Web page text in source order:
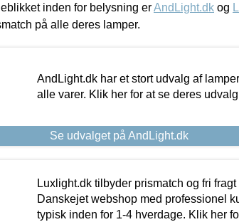
inden for belysning erAndLight.dk og
på alle deres lamper.
AndLight.dk har et stort udvalg af
alle varer. Klik her for at se deres
Se udvalget på AndLight.dk
Luxlight.dk tilbyder prismatch og fri
Danskejet webshop med professionel
typisk inden for 1-4 hverdage. Klik her